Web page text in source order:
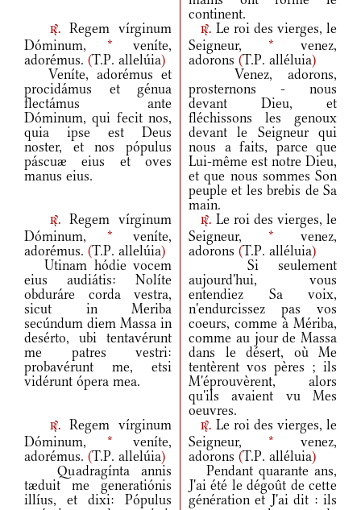
continent.
r.
Regem vírginum
Dóminum, * veníte,
adorémus. (T.P. allelúia)
r. Le roi des vierges, le
Seigneur, * venez,
adorons (T.P. alléluia)
Veníte, adorémus et
procidámus et génua
flectámus ante
Dóminum, qui fecit nos,
quia ipse est Deus
noster, et nos pópulus
páscuæ eius et oves
manus eius.
Venez, adorons,
prosternons - nous
devant Dieu, et
fléchissons les genoux
devant le Seigneur qui
nous a faits, parce que
Lui-même est notre Dieu,
et que nous sommes Son
peuple et les brebis de Sa
main.
r.
Regem vírginum
Dóminum, * veníte,
adorémus. (T.P. allelúia)
r. Le roi des vierges, le
Seigneur, * venez,
adorons (T.P. alléluia)
Utinam hódie vocem
eius audiátis: Nolíte
obduráre corda vestra,
sicut in Meriba
secúndum diem Massa in
desérto, ubi tentavérunt
me patres vestri:
probavérunt me, etsi
vidérunt ópera mea.
Si seulement
aujourd'hui, vous
entendiez Sa voix,
n'endurcissez pas vos
coeurs, comme à Mériba,
comme au jour de Massa
dans le désert, où Me
tentèrent vos pères ; ils
M'éprouvèrent, alors
qu'ils avaient vu Mes
oeuvres.
r.
Regem vírginum
Dóminum, * veníte,
adorémus. (T.P. allelúia)
r. Le roi des vierges, le
Seigneur, * venez,
adorons (T.P. alléluia)
Quadragínta annis
tæduit me generatiónis
illíus, et dixi: Pópulus
Pendant quarante ans,
J'ai été le dégoût de cette
génération et J'ai dit : ils